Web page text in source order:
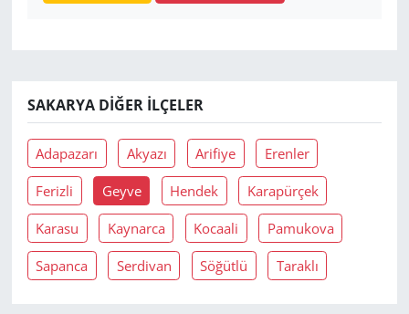
SAKARYA DIĞER İLÇELER
Adapazarı Akyazı Arifiye Erenler
Ferizli Geyve Hendek Karapürçek
Karasu Kaynarca Kocaali Pamukova
Sapanca Serdivan Söğütlü Taraklı